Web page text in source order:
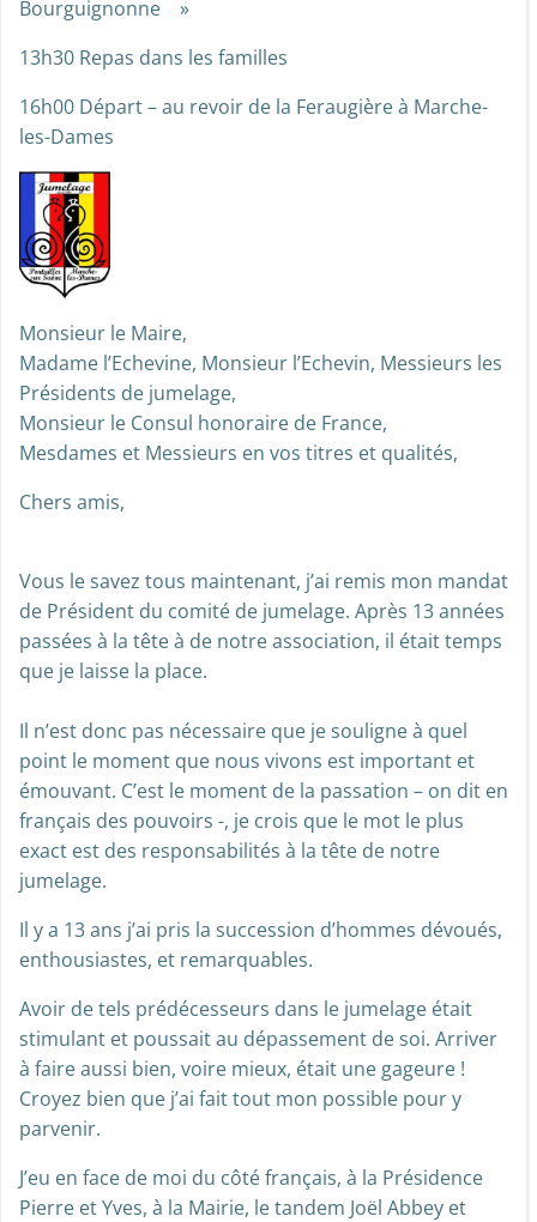
Bourguignonne »
13h30 Repas dans les familles
16h00 Départ – au revoir de la Feraugière à Marche-
les-Dames
Monsieur le Maire,
Madame l’Echevine, Monsieur l’Echevin, Messieurs les
Présidents de jumelage,
Monsieur le Consul honoraire de France,
Mesdames et Messieurs en vos titres et qualités,
Chers amis,
Vous le savez tous maintenant, j’ai remis mon mandat
de Président du comité de jumelage. Après 13 années
passées à la tête à de notre association, il était temps
que je laisse la place.
Il n’est donc pas nécessaire que je souligne à quel
point le moment que nous vivons est important et
émouvant. C’est le moment de la passation – on dit en
français des pouvoirs -, je crois que le mot le plus
exact est des responsabilités à la tête de notre
jumelage.
Il y a 13 ans j’ai pris la succession d’hommes dévoués,
enthousiastes, et remarquables.
Avoir de tels prédécesseurs dans le jumelage était
stimulant et poussait au dépassement de soi. Arriver
à faire aussi bien, voire mieux, était une gageure !
Croyez bien que j’ai fait tout mon possible pour y
parvenir.
J’eu en face de moi du côté français, à la Présidence
Pierre et Yves, à la Mairie, le tandem Joël Abbey et